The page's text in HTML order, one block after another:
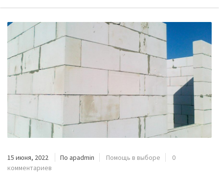
15 июня, 2022 По apadmin Помощь в выборе
0
комментариев